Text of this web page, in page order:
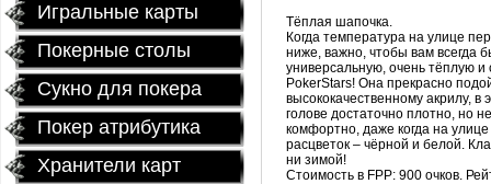
Игральные карты
Покерные столы
Сукно для покера
Покер атрибутика
Хранители карт
Тёплая шапочка.
Когда температура на улице
ниже, важно, чтобы вам всегда
универсальную, очень тёплую
PokerStars! Она прекрасно
высококачественному акрилу,
голове достаточно плотно, но
комфортно, даже когда на
расцветок – чёрной и белой.
ни зимой!
Стоимость в FPP: 900 очков.